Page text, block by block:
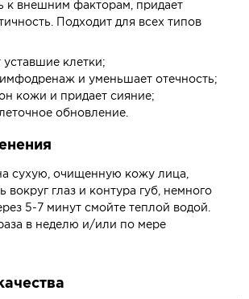
к внешним факторам, придает
Подходит для всех типов
клетки;
и уменьшает отечность;
кожи и придает сияние;
обновление.
сухую, очищенную кожу лица,
вокруг глаз и контура губ, немного
5-7 минут смойте теплой водой.
в неделю и/или по мере